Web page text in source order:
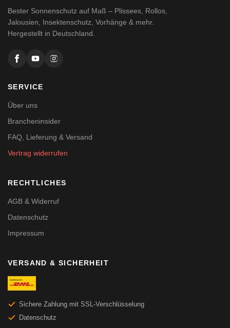
Bester Sonnenschutz auf Maß – Plissees, Rollos,
Jalousien, Insektenschutz, Vorhänge & mehr.
Hergestellt in Deutschland.
SERVICE
Über uns
Brancheninsider
FAQ, Lieferung & Versand
Vertrag widerrufen
RECHTLICHES
AGB & Widerruf
Datenschutz
Impressum
VERSAND & SICHERHEIT
Sichere Zahlung mit SSL-Verschlüsselung
Datenschutz